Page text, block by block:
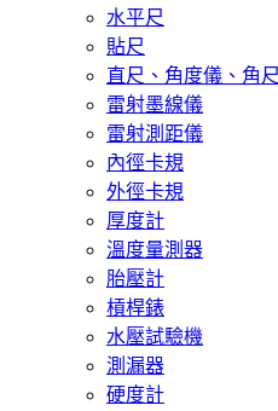
水平尺
貼尺
直尺、角度儀、角尺
雷射墨線儀
雷射測距儀
內徑卡規
外徑卡規
厚度計
溫度量測器
胎壓計
槓桿錶
水壓試驗機
測漏器
硬度計